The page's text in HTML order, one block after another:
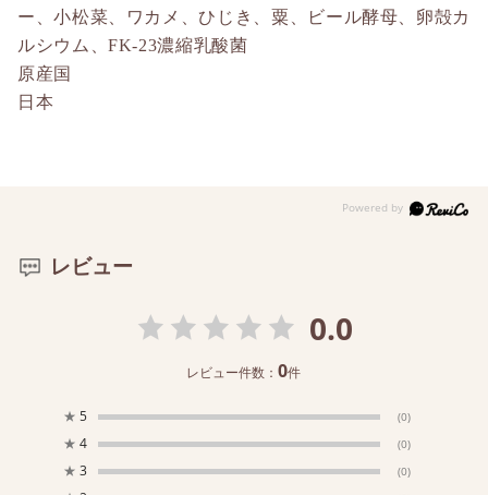
ー、小松菜、ワカメ、ひじき、粟、ビール酵母、卵殻カ
ルシウム、FK-23濃縮乳酸菌
原産国
日本
レビュー
0.0
レビュー件数：0件
★ 5 (0)
★ 4 (0)
★ 3 (0)